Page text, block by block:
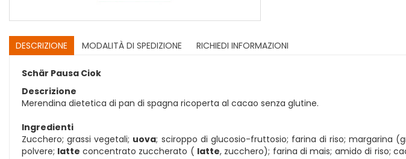
DESCRIZIONE MODALITÀ DI SPEDIZIONE RICHIEDI INFORMAZIONI
Schär Pausa Ciok
Descrizione
Merendina dietetica di pan di spagna ricoperta al cacao senza glutine.
Ingredienti
Zucchero; grassi vegetali; uova; sciroppo di glucosio-fruttosio; farina di riso; margarina
polvere; latte concentrato zuccherato ( latte, zucchero); farina di mais; amido di riso;